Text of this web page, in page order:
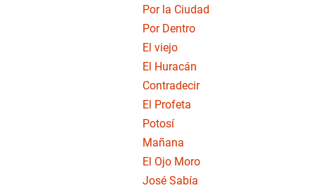
Por la Ciudad
Por Dentro
El viejo
El Huracán
Contradecir
El Profeta
Potosí
Mañana
El Ojo Moro
José Sabía